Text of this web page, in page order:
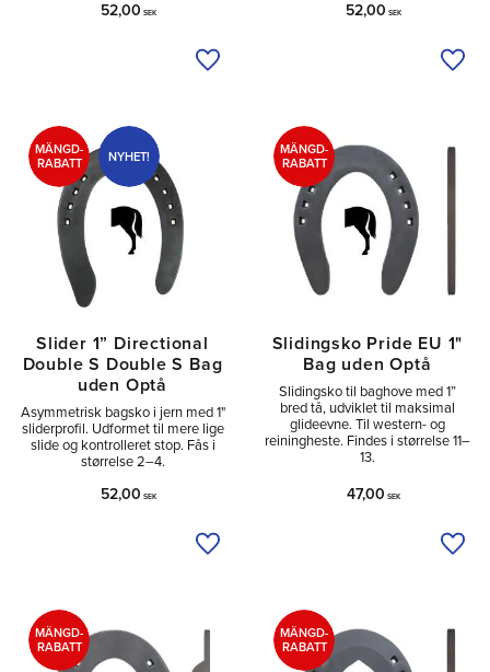
52,00 SEK
Tilføj til ønskeliste
52,00 SEK
Slider 1” Directional
Double S Double S Bag
uden Optå
Asymmetrisk bagsko i jern med 1"
sliderprofil. Udformet til mere lige
slide og kontrolleret stop. Fås i
størrelse 2–4.
52,00 SEK
MÄNGD-
RABATT
NYHET!
Tilføj til ønskeliste
Slidingsko Pride EU 1"
Bag uden Optå
Slidingsko til baghove med 1”
bred tå, udviklet til maksimal
glideevne. Til western- og
reiningheste. Findes i størrelse 11–
13.
47,00 SEK
MÄNGD-
RABATT
MÄNGD-
RABATT
MÄNGD-
RABATT